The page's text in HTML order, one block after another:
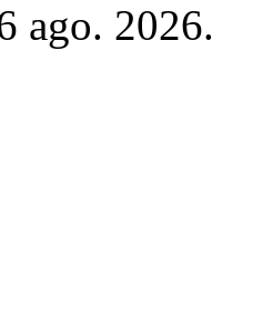
ago. 2026.